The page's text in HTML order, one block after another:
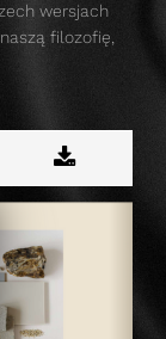
wersjach
filozofię,